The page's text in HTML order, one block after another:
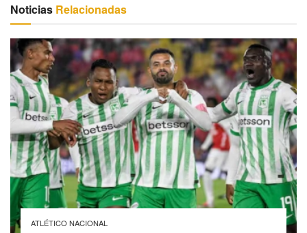
Noticias Relacionadas
ATLÉTICO NACIONAL